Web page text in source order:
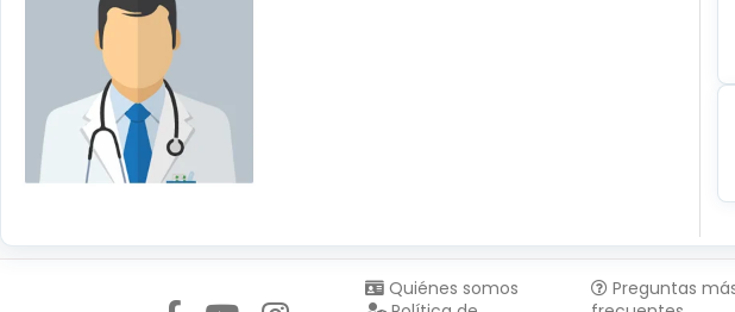
Quiénes somos
Preguntas